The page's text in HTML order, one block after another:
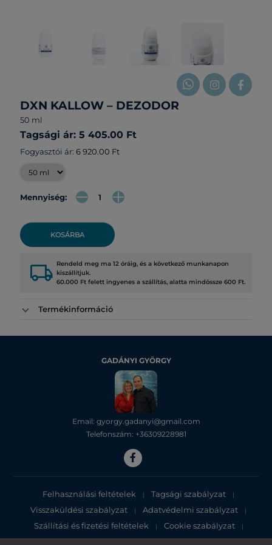
DXN KALLOW – DEZODOR
50 ml
Tagsági ár: 5 405.00 Ft
Fogyasztói ár: 6 920.00 Ft
Mennyiség:
KOSÁRBA
local_shipping Rendeld meg ma 12 óráig, és a következő munkanapon
kiszállítjuk.
60.000 Ft felett ingyenes a szállítás, alatta mindössze 600 Ft.
Termékinformáció
GADÁNYI GYÖRGY
Email: gyorgy.gadanyi@gmail.com
Telefonszám: +36309228981
Felhasználási feltételek | Tagsági szabályzat |
Visszaküldési szabályzat | Adatvédelmi szabályzat |
Szállítási és fizetési feltételek | Cookie szabályzat |
Adatvédelmi tájékoztató